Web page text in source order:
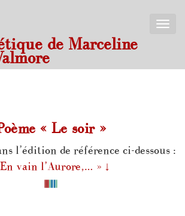
Toggle
de Marceline
« Le soir »
l’édition de référence ci-dessous :
vain l’Aurore,… » ↓